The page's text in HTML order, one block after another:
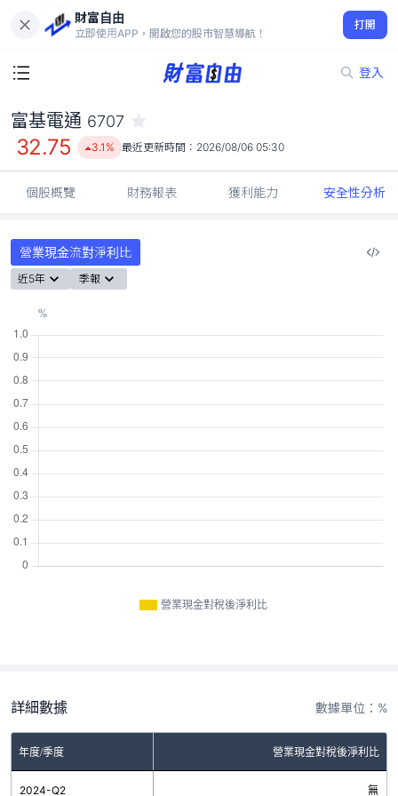
財富自由
立即使用APP，開啟您的股市智慧導航！
打開
登入
32.75
3.1%
富基電通 6707
32.75 3.1% 最近更新時間： 2026/08/06 05:30
個股概覽 財務報表 獲利能力 安全性分析
營業現金流對淨利比
近5年 季報
營業現金對稅後淨利比
詳細數據 數據單位：%
年度/季度 營業現金對稅後淨利比
2024-Q2 無